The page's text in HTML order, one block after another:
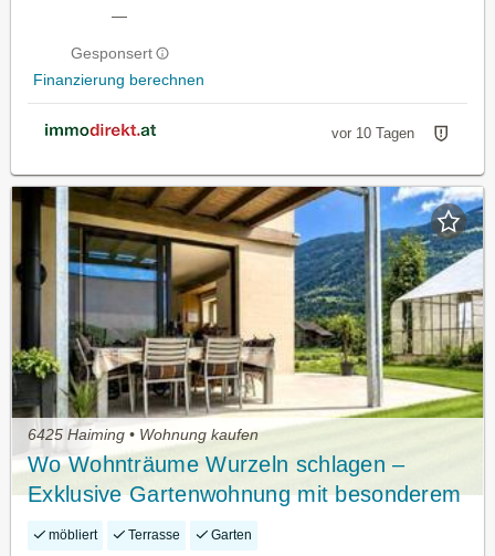
—
Gesponsert
Finanzierung berechnen
vor 10 Tagen
6425 Haiming • Wohnung kaufen
Wo Wohnträume Wurzeln schlagen –
Exklusive Gartenwohnung mit besonderem
Flair
möbliert Terrasse Garten